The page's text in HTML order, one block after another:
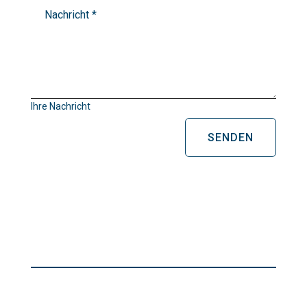
Ihre Nachricht
SENDEN